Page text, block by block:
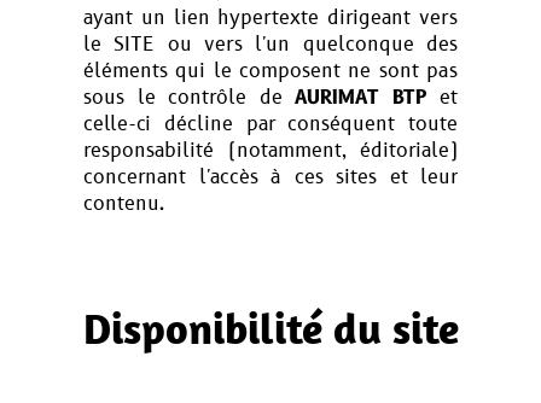
ayant un lien hypertexte dirigeant vers
le SITE ou vers l'un quelconque des
éléments qui le composent ne sont pas
sous le contrôle de AURIMAT BTP et
celle-ci décline par conséquent toute
responsabilité (notamment, éditoriale)
concernant l'accès à ces sites et leur
contenu.
Disponibilité du site